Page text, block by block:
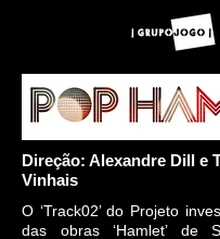
Direção: Alexandre Dill e
Vinhais
O ‘Track02’ do Projeto
das obras ‘Hamlet’ de